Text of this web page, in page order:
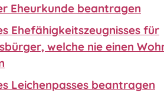
Eheurkunde beantragen
Ehefähigkeitszeugnisses für
welche nie einen
Leichenpasses beantragen